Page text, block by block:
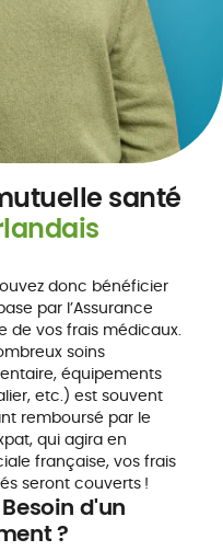
santé
donc bénéficier
par l’Assurance
de vos frais médicaux.
soins
équipements
etc.) est souvent
remboursé par le
qui agira en
française, vos frais
seront couverts !
d'un
?